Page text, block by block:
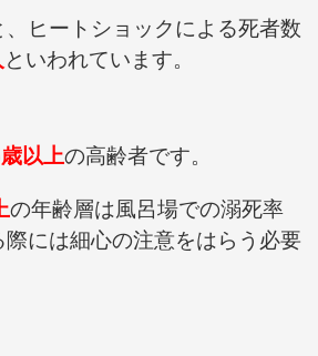
ヒートショックによる死者数
といわれています。
以上の高齢者です。
の年齢層は風呂場での溺死率
には細心の注意をはらう必要